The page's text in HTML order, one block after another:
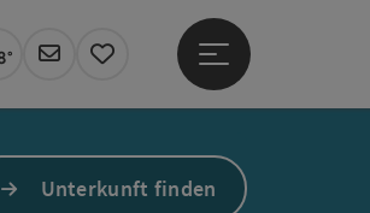
Wetter Linz, wolkig
Newsletter
Merkzettel
Hauptmenü öffnen
Unterkunft finden